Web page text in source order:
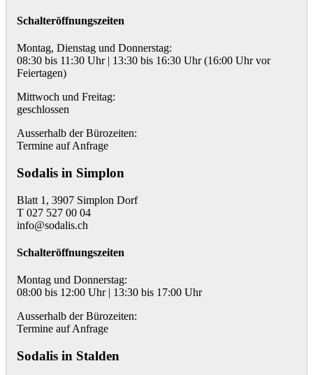
Schalteröffnungszeiten
Montag, Dienstag und Donnerstag:
08:30 bis 11:30 Uhr | 13:30 bis 16:30 Uhr (16:00 Uhr vor
Feiertagen)
Mittwoch und Freitag:
geschlossen
Ausserhalb der Bürozeiten:
Termine auf Anfrage
Sodalis in Simplon
Blatt 1, 3907 Simplon Dorf
T 027 527 00 04
info@sodalis.ch
Schalteröffnungszeiten
Montag und Donnerstag:
08:00 bis 12:00 Uhr | 13:30 bis 17:00 Uhr
Ausserhalb der Bürozeiten:
Termine auf Anfrage
Sodalis in Stalden